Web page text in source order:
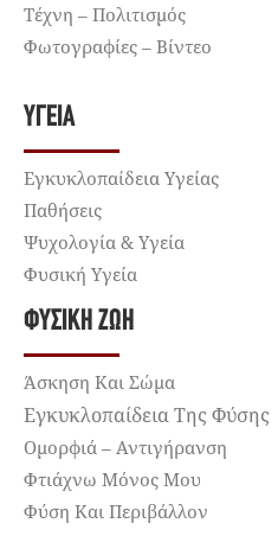
Τέχνη – Πολιτισμός
Φωτογραφίες – Βίντεο
ΥΓΕΊΑ
Εγκυκλοπαίδεια Υγείας
Παθήσεις
Ψυχολογία & Υγεία
Φυσική Υγεία
ΦΥΣΙΚΉ ΖΩΉ
Άσκηση Και Σώμα
Εγκυκλοπαίδεια Της Φύσης
Ομορφιά – Αντιγήρανση
Φτιάχνω Μόνος Μου
Φύση Και Περιβάλλον